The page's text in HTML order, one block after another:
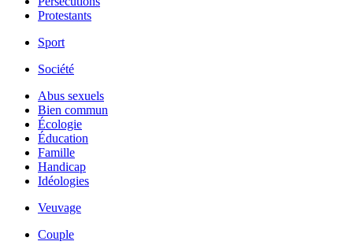
Protestants
Sport
Société
Abus sexuels
Bien commun
Écologie
Éducation
Famille
Handicap
Idéologies
Veuvage
Couple